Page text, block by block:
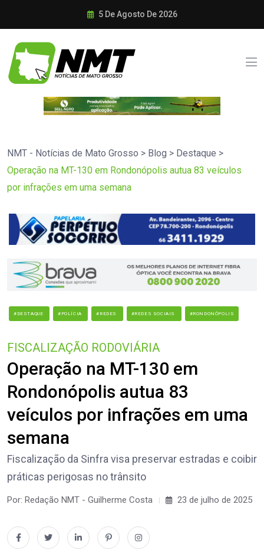
5 De Agosto De 2026
NMT - Notícias de Mato Grosso > Blog > Destaque >
Operação na MT-130 em Rondonópolis autua 83 veículos
por infrações em uma semana
#DESTAQUE #POLÍCIA #REDES #REDES SOCIAIS #RONDONÓPOLIS
FISCALIZAÇÃO RODOVIÁRIA
Operação na MT-130 em
Rondonópolis autua 83
veículos por infrações em uma
semana
Fiscalização da Sinfra visa preservar estradas e coibir
práticas perigosas no trânsito
Por: Redação NMT - Guilherme Costa 23 de julho de 2025